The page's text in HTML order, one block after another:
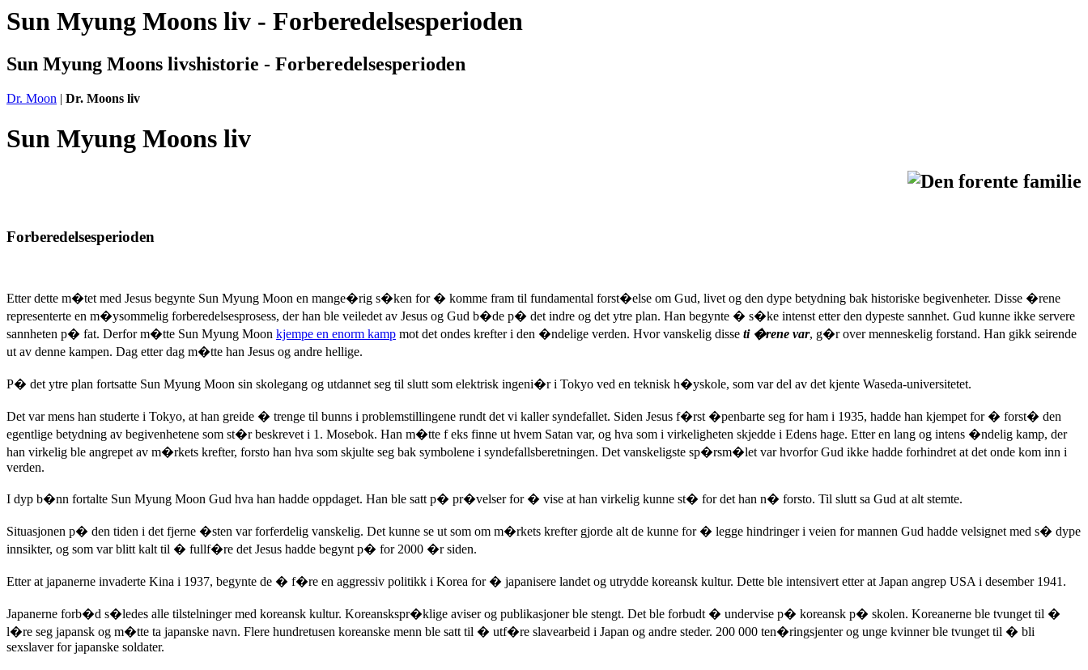
Sun Myung Moons liv - Forberedelsesperioden
Sun Myung Moons livshistorie - Forberedelsesperioden
Dr. Moon | Dr. Moons liv
Sun Myung Moons liv
Forberedelsesperioden
Etter dette m�tet med Jesus begynte Sun Myung Moon en mange�rig s�ken for � komme fram til fundamental forst�else om Gud, livet og den dype betydning bak historiske begivenheter. Disse �rene
representerte en m�ysommelig forberedelsesprosess, der han ble veiledet av Jesus og Gud b�de p� det indre og det ytre plan. Han begynte � s�ke intenst etter den dypeste sannhet. Gud kunne ikke servere
sannheten p� fat. Derfor m�tte Sun Myung Moon kjempe en enorm kamp mot det ondes krefter i den �ndelige verden. Hvor vanskelig disse ti �rene var, g�r over menneskelig forstand. Han gikk seirende
ut av denne kampen. Dag etter dag m�tte han Jesus og andre hellige.
P� det ytre plan fortsatte Sun Myung Moon sin skolegang og utdannet seg til slutt som elektrisk ingeni�r i Tokyo ved en teknisk h�yskole, som var del av det kjente Waseda-universitetet.
Det var mens han studerte i Tokyo, at han greide � trenge til bunns i problemstillingene rundt det vi kaller syndefallet. Siden Jesus f�rst �penbarte seg for ham i 1935, hadde han kjempet for � forst� den
egentlige betydning av begivenhetene som st�r beskrevet i 1. Mosebok. Han m�tte f eks finne ut hvem Satan var, og hva som i virkeligheten skjedde i Edens hage. Etter en lang og intens �ndelig kamp, der
han virkelig ble angrepet av m�rkets krefter, forsto han hva som skjulte seg bak symbolene i syndefallsberetningen. Det vanskeligste sp�rsm�let var hvorfor Gud ikke hadde forhindret at det onde kom inn i
verden.
I dyp b�nn fortalte Sun Myung Moon Gud hva han hadde oppdaget. Han ble satt p� pr�velser for � vise at han virkelig kunne st� for det han n� forsto. Til slutt sa Gud at alt stemte.
Situasjonen p� den tiden i det fjerne �sten var forferdelig vanskelig. Det kunne se ut som om m�rkets krefter gjorde alt de kunne for � legge hindringer i veien for mannen Gud hadde velsignet med s� dype
innsikter, og som var blitt kalt til � fullf�re det Jesus hadde begynt p� for 2000 �r siden.
Etter at japanerne invaderte Kina i 1937, begynte de � f�re en aggressiv politikk i Korea for � japanisere landet og utrydde koreansk kultur. Dette ble intensivert etter at Japan angrep USA i desember 1941.
Japanerne forb�d s�ledes alle tilstelninger med koreansk kultur. Koreanskspr�klige aviser og publikasjoner ble stengt. Det ble forbudt � undervise p� koreansk p� skolen. Koreanerne ble tvunget til �
l�re seg japansk og m�tte ta japanske navn. Flere hundretusen koreanske menn ble satt til � utf�re slavearbeid i Japan og andre steder. 200 000 ten�ringsjenter og unge kvinner ble tvunget til � bli
sexslaver for japanske soldater.